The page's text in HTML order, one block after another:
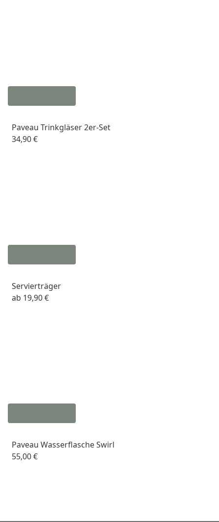
Paveau Trinkgläser 2er-Set
34,90 €
Servierträger
ab 19,90 €
Paveau Wasserflasche Swirl
55,00 €